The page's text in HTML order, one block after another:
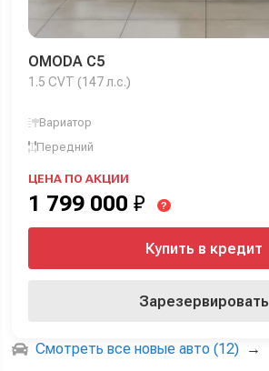
OMODA C5
1.5 CVT (147 л.с.)
Вариатор
Передний
ЦЕНА ПО АКЦИИ
1 799 000 ₽ ?
Купить в кредит
Зарезервировать
Смотреть все новые авто (12) →